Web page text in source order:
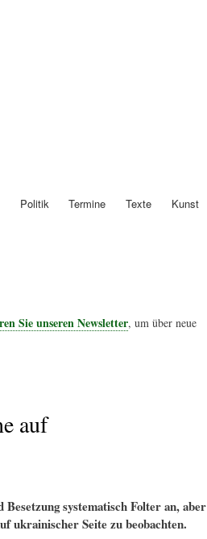
Politik Termine Texte Kunst
Sie unseren Newsletter, um über neue
auf
systematisch Folter an, aber
ukrainischer Seite zu beobachten.